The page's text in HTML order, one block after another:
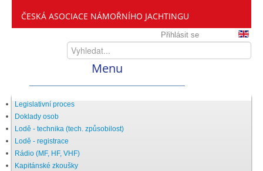
ČESKÁ ASOCIACE NÁMOŘNÍHO JACHTINGU
Přihlásit se
Menu
Home
ČANY
Legislativní proces
Doklady osob
Lodě - technika (tech. způsobilost)
Lodě - registrace
Rádio (MF, HF, VHF)
Kapitánské zkoušky